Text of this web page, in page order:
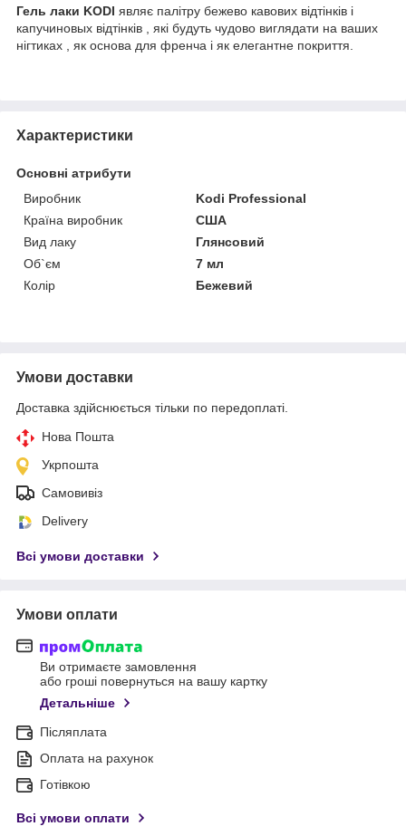
Гель лаки KODI являє палітру бежево кавових відтінків і
капучиновых відтінків , які будуть чудово виглядати на ваших
нігтиках , як основа для френча і як елегантне покриття.
Характеристики
Основні атрибути
Виробник
Kodi Professional
Країна виробник
США
Вид лаку
Глянсовий
Об`єм
7 мл
Колір
Бежевий
Умови доставки
Доставка здійснюється тільки по передоплаті.
Нова Пошта
Укрпошта
Самовивіз
Delivery
Всі умови доставки
Умови оплати
Ви отримаєте замовлення
або гроші повернуться на вашу картку
Детальніше
Післяплата
Оплата на рахунок
Готівкою
Всі умови оплати